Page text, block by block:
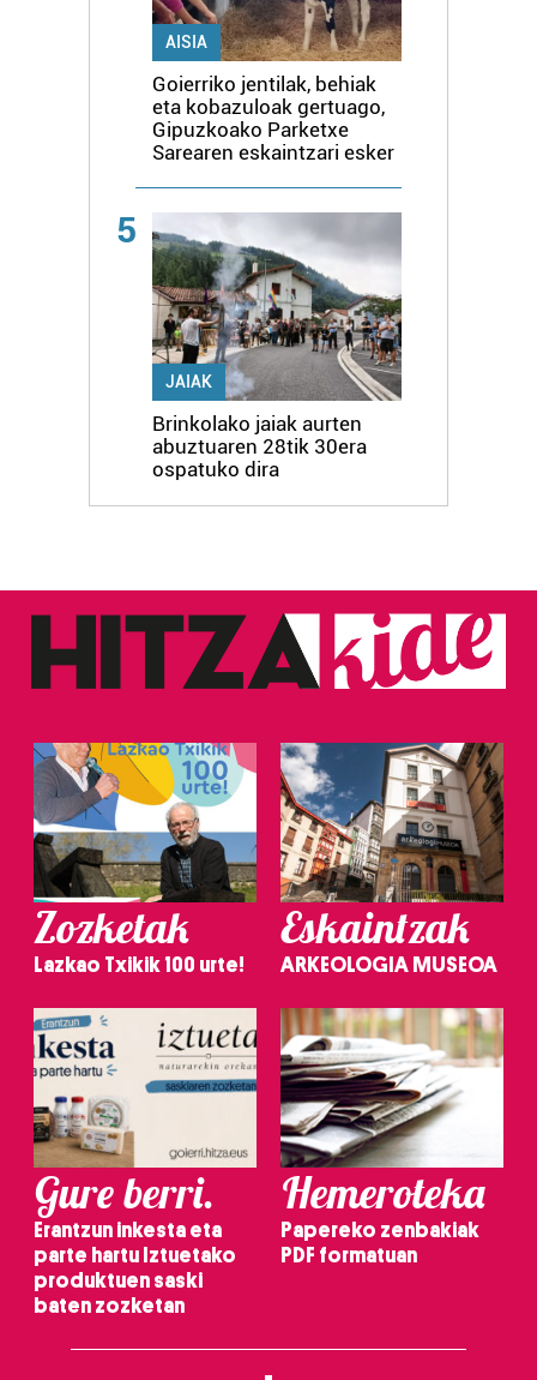
AISIA
Goierriko jentilak, behiak
eta kobazuloak gertuago,
Gipuzkoako Parketxe
Sarearen eskaintzari esker
5
JAIAK
Brinkolako jaiak aurten
abuztuaren 28tik 30era
ospatuko dira
Zozketak
Lazkao Txikik 100 urte!
Eskaintzak
ARKEOLOGIA MUSEOA
Gure berri.
Erantzun inkesta eta
parte hartu Iztuetako
produktuen saski
baten zozketan
Hemeroteka
Papereko zenbakiak
PDF formatuan